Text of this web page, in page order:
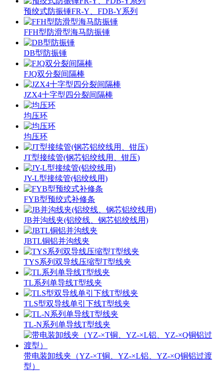
预绞式防振锤FR-Y、FDB-Y系列
FFH型防滑型海马防振锤
DB型防振锤
FJQ双分裂间隔棒
JZX4十字型四分裂间隔棒
均压环
均压环
JT型接续管(钢芯铝绞线用、钳压)
JY-L型接续管(铝绞线用)
FYB型预绞式补修条
JB并沟线夹(铝绞线、钢芯铝绞线用)
JBTL铜铝并沟线夹
TYS系列双导线压缩型T型线夹
TL系列单导线T型线夹
TLS型双导线单引下线T型线夹
TL-N系列单导线T型线夹
带电装卸线夹（YZ-×T铜、YZ-×L铝、YZ-×Q铜铝过渡
型）